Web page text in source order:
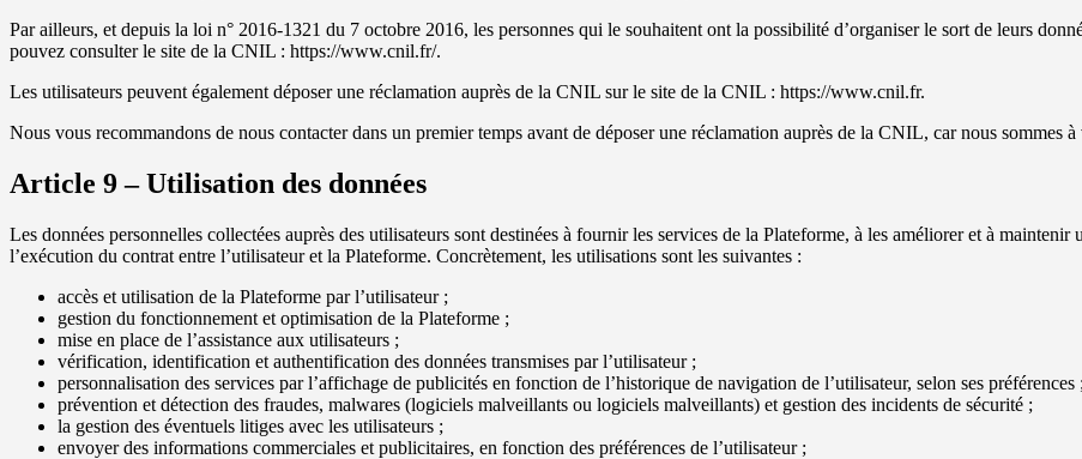
Par ailleurs, et depuis la loi n° 2016-1321 du 7 octobre 2016, les personnes qui le souhaitent ont la possibilité d’organiser le sort de leurs
pouvez consulter le site de la CNIL : https://www.cnil.fr/.
Les utilisateurs peuvent également déposer une réclamation auprès de la CNIL sur le site de la CNIL : https://www.cnil.fr.
Nous vous recommandons de nous contacter dans un premier temps avant de déposer une réclamation auprès de la CNIL, car nous sommes
Article 9 – Utilisation des données
Les données personnelles collectées auprès des utilisateurs sont destinées à fournir les services de la Plateforme, à les améliorer et à
l’exécution du contrat entre l’utilisateur et la Plateforme. Concrètement, les utilisations sont les suivantes :
accès et utilisation de la Plateforme par l’utilisateur ;
gestion du fonctionnement et optimisation de la Plateforme ;
mise en place de l’assistance aux utilisateurs ;
vérification, identification et authentification des données transmises par l’utilisateur ;
personnalisation des services par l’affichage de publicités en fonction de l’historique de navigation de l’utilisateur, selon ses préférences ;
prévention et détection des fraudes, malwares (logiciels malveillants ou logiciels malveillants) et gestion des incidents de sécurité ;
la gestion des éventuels litiges avec les utilisateurs ;
envoyer des informations commerciales et publicitaires, en fonction des préférences de l’utilisateur ;